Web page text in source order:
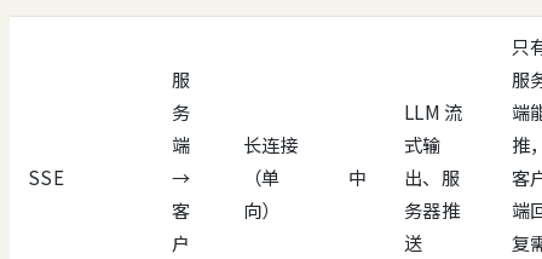
SSE
服
务
端
→
客
户
长连接
（单
向）
中
LLM 流
式输
出、服
务器推
送
只
服
端
推
客
端
复